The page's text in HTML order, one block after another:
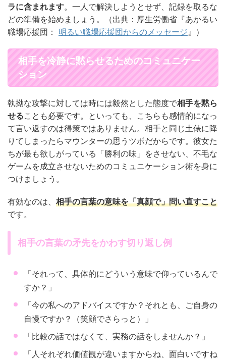
ラに含まれます。一人で解決しようとせず、記録を取るな
どの準備を始めましょう。（出典：厚生労働省『あかるい
職場応援団： 明るい職場応援団からのメッセージ』）
相手を冷静に黙らせるためのコミュニケー
ション
執拗な攻撃に対しては時には毅然とした態度で相手を黙ら
せることも必要です。といっても、こちらも感情的になっ
て言い返すのは得策ではありません。相手と同じ土俵に降
りてしまったらマウンターの思うツボだからです。彼女た
ちが最も欲しがっている「勝利の味」をさせない、不毛な
ゲームを成立させないためのコミュニケーション術を身に
つけましょう。
有効なのは、 相手の言葉の意味を「真顔で」問い直すこと
です。
相手の言葉の矛先をかわす切り返し例
「それって、具体的にどういう意味で仰っているんで
すか？」
「今の私へのアドバイスですか？それとも、ご自身の
自慢ですか？（笑顔でさらっと）」
「比較の話ではなくて、実務の話をしませんか？」
「人それぞれ価値観が違いますからね、面白いですね